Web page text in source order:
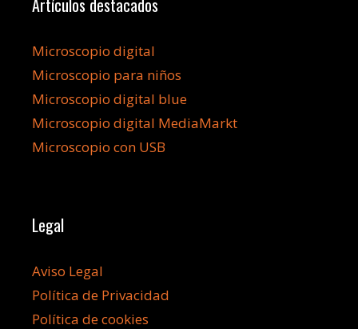
Artículos destacados
Microscopio digital
Microscopio para niños
Microscopio digital blue
Microscopio digital MediaMarkt
Microscopio con USB
Legal
Aviso Legal
Política de Privacidad
Política de cookies